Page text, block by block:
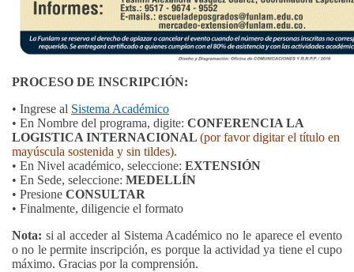
PROCESO DE INSCRIPCIÓN:
• Ingrese al Sistema Académico
• En Nombre del programa, digite: CONFERENCIA LA
LOGISTICA INTERNACIONAL (por favor digitar el título en
mayúscula sostenida y sin tildes).
• En Nivel académico, seleccione: EXTENSIÓN
• En Sede, seleccione: MEDELLÍN
• Presione CONSULTAR
• Finalmente, diligencie el formato
Nota: si al acceder al Sistema Académico no le aparece el evento
o no le permite inscripción, es porque la actividad ya tiene el cupo
máximo. Gracias por la comprensión.